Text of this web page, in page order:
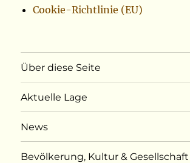
Cookie-Richtlinie (EU)
Über diese Seite
Aktuelle Lage
News
Bevölkerung, Kultur & Gesellschaft